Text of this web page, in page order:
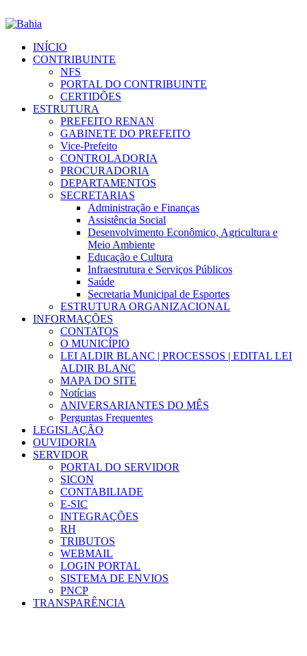
INÍCIO
CONTRIBUINTE
NFS
PORTAL DO CONTRIBUINTE
CERTIDÕES
ESTRUTURA
PREFEITO RENAN
GABINETE DO PREFEITO
Vice-Prefeito
CONTROLADORIA
PROCURADORIA
DEPARTAMENTOS
SECRETARIAS
Administração e Finanças
Assistência Social
Desenvolvimento Econômico, Agricultura e
Meio Ambiente
Educação e Cultura
Infraestrutura e Serviços Públicos
Saúde
Secretaria Municipal de Esportes
ESTRUTURA ORGANIZACIONAL
INFORMAÇÕES
CONTATOS
O MUNICÍPIO
LEI ALDIR BLANC | PROCESSOS | EDITAL LEI
ALDIR BLANC
MAPA DO SITE
Notícias
ANIVERSARIANTES DO MÊS
Perguntas Frequentes
LEGISLAÇÃO
OUVIDORIA
SERVIDOR
PORTAL DO SERVIDOR
SICON
CONTABILIADE
E-SIC
INTEGRAÇÕES
RH
TRIBUTOS
WEBMAIL
LOGIN PORTAL
SISTEMA DE ENVIOS
PNCP
TRANSPARÊNCIA